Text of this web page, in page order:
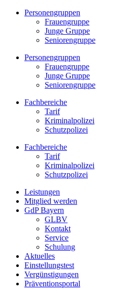
Personengruppen
Frauengruppe
Junge Gruppe
Seniorengruppe
Personengruppen
Frauengruppe
Junge Gruppe
Seniorengruppe
Fachbereiche
Tarif
Kriminalpolizei
Schutzpolizei
Fachbereiche
Tarif
Kriminalpolizei
Schutzpolizei
Leistungen
Mitglied werden
GdP Bayern
GLBV
Kontakt
Service
Schulung
Aktuelles
Einstellungstest
Vergünstigungen
Präventionsportal